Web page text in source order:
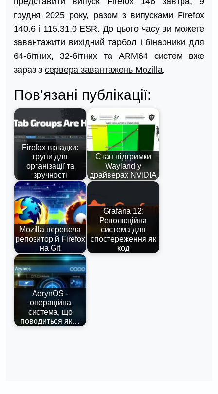
грудня 2025 року, разом з випусками Firefox
140.6 і 115.31.0 ESR. До цього часу ви можете
завантажити вихідний тарбол і бінарники для
64-бітних, 32-бітних та ARM64 систем вже
зараз з сервера завантажень Mozilla.
Пов'язані публікації:
Firefox вкладки:
групи для
організації та
зручності
Стан підтримки
Wayland у
драйверах NVIDIA
Mozilla перевела
репозиторій Firefox
на Git
Grafana 12:
Революційна
система для
спостереження як
код
AerynOS -
операційна
система, що
поводиться як…